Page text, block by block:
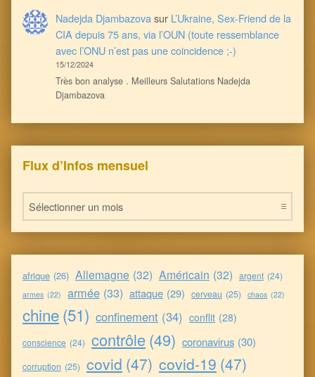
Nadejda Djambazova sur L’Ukraine, Sex-Friend de la
CIA depuis 75 ans, via l’OUN (toute ressemblance
avec l’ONU n’est pas une coincidence ;-)
15/12/2024
Très bon analyse . Meilleurs Salutations Nadejda
Djambazova
Flux d’Infos mensuel
Flux d’Infos mensuel
afrique (26) Allemagne (32) Américain (32) argent (24)
armes (22) armée (33) attaque (29) cerveau (25) chaos (22)
chine(51) confinement (34) conflit (28)
conscience (24) contrôle (49) coronavirus (30)
corruption (25) covid (47) covid-19 (47)